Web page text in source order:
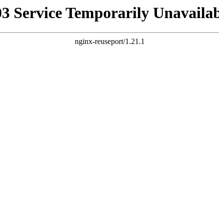
Service Temporarily
nginx-reuseport/1.21.1